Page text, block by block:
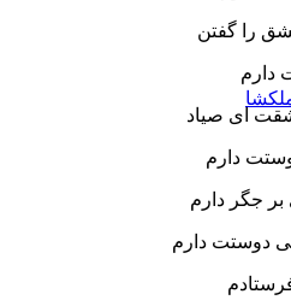
را گفتن
دارم
ای صیاد
دارم
جگر دارم
دوستت دارم